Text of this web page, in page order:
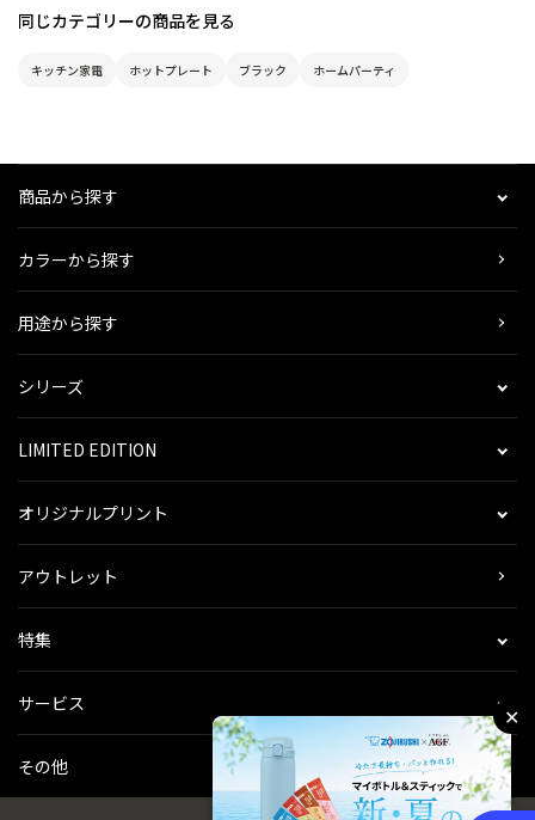
同じカテゴリーの商品を見る
キッチン家電 ホットプレート ブラック ホームパーティ
商品から探す
カラーから探す
用途から探す
シリーズ
LIMITED EDITION
オリジナルプリント
アウトレット
特集
サービス
その他
✕